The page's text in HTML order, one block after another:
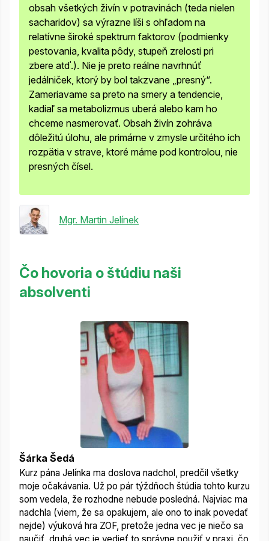
obsah všetkých živín v potravinách (teda nielen
sacharidov) sa výrazne líši s ohľadom na
relatívne široké spektrum faktorov (podmienky
pestovania, kvalita pôdy, stupeň zrelosti pri
zbere atď.). Nie je preto reálne navrhnúť
jedálniček, ktorý by bol takzvane „presný“.
Zameriavame sa preto na smery a tendencie,
kadiaľ sa metabolizmus uberá alebo kam ho
chceme nasmerovať. Obsah živín zohráva
dôležitú úlohu, ale primárne v zmysle určitého ich
rozpätia v strave, ktoré máme pod kontrolou, nie
presných čísel.
Mgr. Martin Jelínek
Čo hovoria o štúdiu naši
absolventi
Šárka Šedá
Kurz pána Jelínka ma doslova nadchol, predčil všetky
moje očakávania. Už po pár týždňoch štúdia tohto kurzu
som vedela, že rozhodne nebude posledná. Najviac ma
nadchla (viem, že sa opakujem, ale ono to inak povedať
nejde) výuková hra ZOF, pretože jedna vec je niečo sa